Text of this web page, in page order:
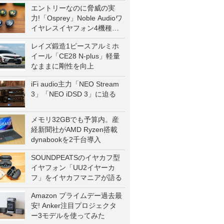
エントリーなのに脅威の実
力!「Osprey」Noble Audioワ
イヤレスイヤフォン4機種を
一気に聴く
レイズ鍛造1ピースアルミホ
イール「CE28 N-plus」軽量
なままに剛性を向上
iFi audio主力「NEO Stream
3」「NEO iDSD 3」に迫る
メモリ32GBでも予算内。産
経新聞社がAMD Ryzen搭載
dynabookを2千台導入
SOUNDPEATSのイヤカフ型
イヤフォン「UU2イヤーカ
フ」をイヤカフマニアが語る
Amazon プライムデー過去最
安! Anker注目プロジェクタ
ー3モデルを使ってみた